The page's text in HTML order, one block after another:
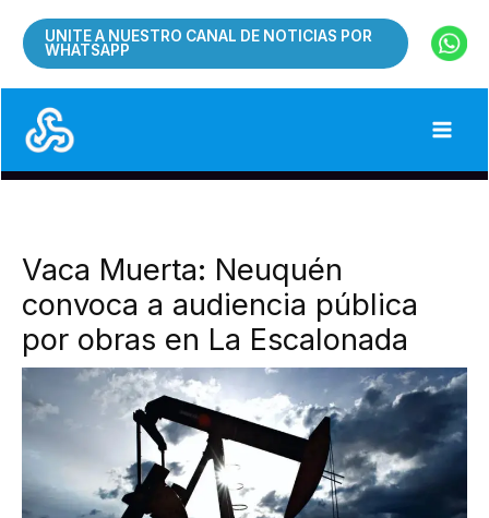
UNITE A NUESTRO CANAL DE NOTICIAS POR
WHATSAPP
Vaca Muerta: Neuquén
convoca a audiencia pública
por obras en La Escalonada